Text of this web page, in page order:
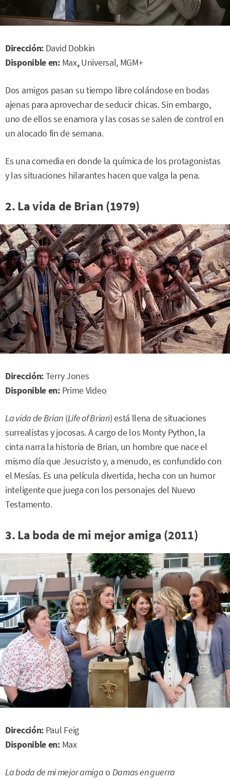
Dirección: David Dobkin
Disponible en: Max,Universal, MGM+
Dos amigos pasan su tiempo libre colándose en bodas
ajenas para aprovechar de seducir chicas. Sin embargo,
uno de ellos se enamora y las cosas se salen de control en
un alocado fin de semana.
Es una comedia en donde la química de los protagonistas
y las situaciones hilarantes hacen que valga la pena.
2. La vida de Brian (1979)
Dirección:Terry Jones
Disponible en:Prime Video
La vida de Brian (Life of Brian) está llena de situaciones
surrealistas y jocosas. A cargo de los Monty Python, la
cinta narra la historia de Brian, un hombre que nace el
mismo día que Jesucristo y, a menudo, es confundido con
el Mesías. Es una película divertida, hecha con un humor
inteligente que juega con los personajes del Nuevo
Testamento.
3. La boda de mi mejor amiga (2011)
Dirección: Paul Feig
Disponible en:Max
La boda de mi mejor amigao Damas en guerra